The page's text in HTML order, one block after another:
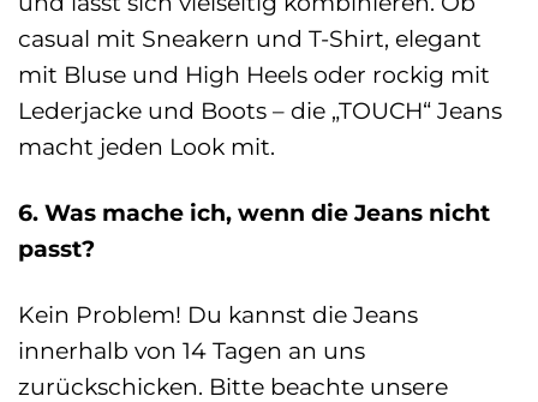
casual mit Sneakern und T-Shirt, elegant
mit Bluse und High Heels oder rockig mit
Lederjacke und Boots – die „TOUCH“ Jeans
macht jeden Look mit.
6. Was mache ich, wenn die Jeans nicht
passt?
Kein Problem! Du kannst die Jeans
innerhalb von 14 Tagen an uns
zurückschicken. Bitte beachte unsere